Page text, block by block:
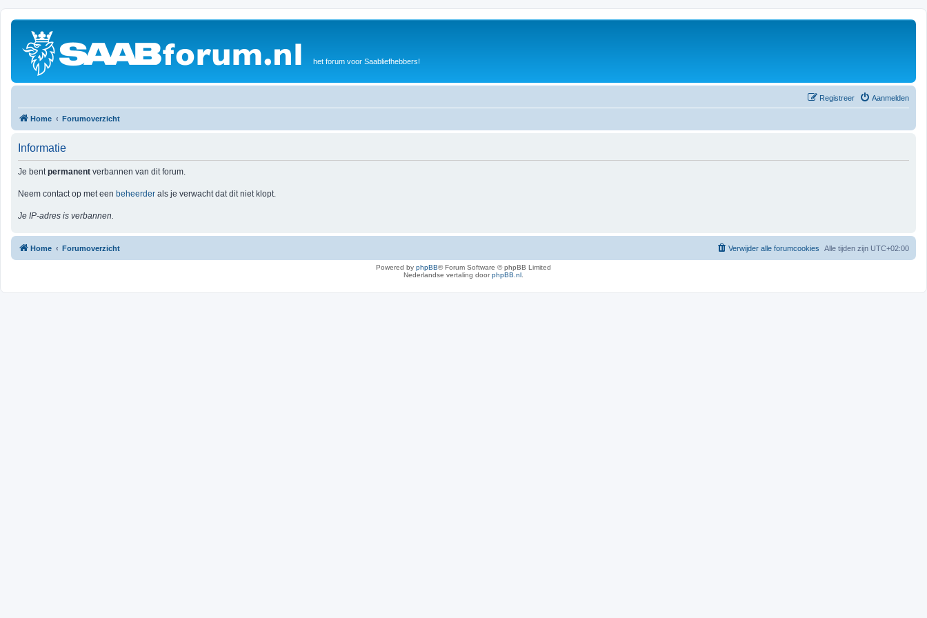
het forum voor Saabliefhebbers!
Aanmelden
Registreer
Home Forumoverzicht
Informatie
Je bentpermanent verbannen van dit forum.
Neem contact op met een beheerder als je verwacht dat dit niet klopt.
Je IP-adres is verbannen.
Home Forumoverzicht Alle tijden zijn UTC+02:00
Verwijder alle forumcookies
Powered by phpBB® Forum Software © phpBB Limited
Nederlandse vertaling doorphpBB.nl